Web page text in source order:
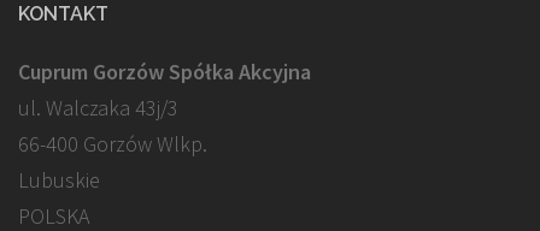
KONTAKT
Cuprum Gorzów Spółka Akcyjna
ul. Walczaka 43j/3
66-400 Gorzów Wlkp.
Lubuskie
POLSKA